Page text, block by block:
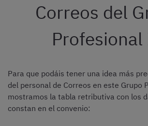
Correos del
Profesional
Para que podáis tener una idea más
del personal de Correos en este Grupo
mostramos la tabla retributiva con los
constan en el convenio: